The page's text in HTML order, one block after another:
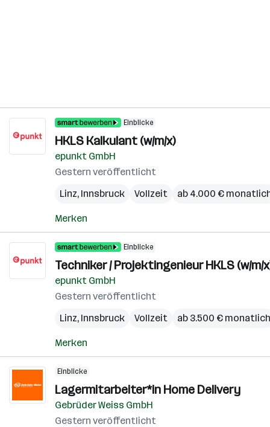
Einblicke
HKLS Kalkulant (w/m/x)
epunkt GmbH
Gestern veröffentlicht
Linz, Innsbruck Vollzeit ab 4.000 €
Merken
Einblicke
Techniker / Projektingenieur HKLS (w/m/
epunkt GmbH
Gestern veröffentlicht
Linz, Innsbruck Vollzeit ab 3.500 € monatlich
Merken
Einblicke
Lagermitarbeiter*in Home Delivery
Gebrüder Weiss GmbH
Gestern veröffentlicht